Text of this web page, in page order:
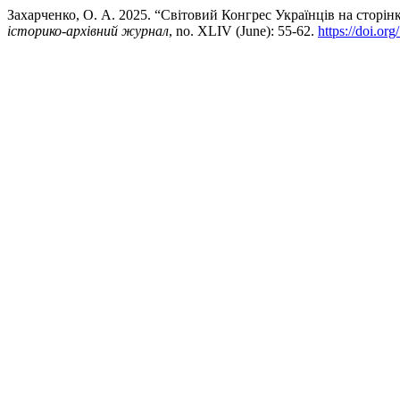
Захарченко, О. А. 2025. “Світовий Конгрес Українців на
історико-архівний журнал, no. XLIV (June): 55-62. https://